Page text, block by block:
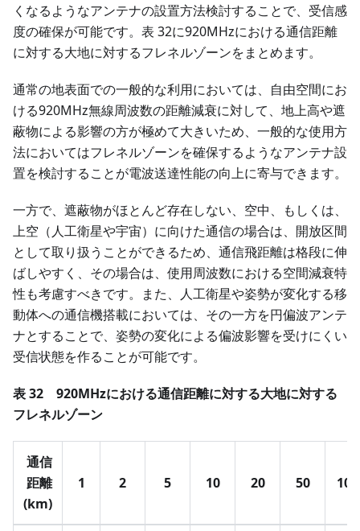
くなるようなアンテナの設置方法検討することで、受信感
度の確保が可能です。表 32に920MHzにおける通信距離
に対する大地に対するフレネルゾーンをまとめます。
通常の地表面での一般的な利用においては、自由空間にお
ける920MHz無線周波数の距離減衰に対して、地上高や遮
蔽物による影響の方が極めて大きいため、一般的な使用方
法においてはフレネルゾーンを確保するようなアンテナ設
置を検討することが電波送達性能の向上に寄与できます。
一方で、遮蔽物がほとんど存在しない、空中、もしくは、
上空（人工衛星や宇宙）に向けた通信の場合は、開放区間
として取り扱うことができるため、通信飛距離は格段に伸
ばしやすく、その場合は、使用周波数における空間減衰特
性も考慮すべきです。また、人工衛星や姿勢が変化する移
動体への通信機搭載においては、その一方を円偏波アンテ
ナとすることで、姿勢の変化による偏波影響を受けにくい
受信状態を作ることが可能です。
表 32 920MHzにおける通信距離に対する大地に対する
フレネルゾーン
通信
距離
(km)
1 2 5 10 20 50 100